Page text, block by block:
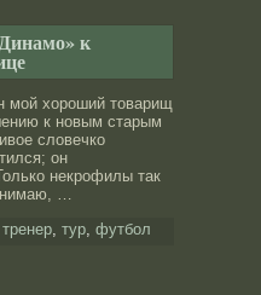
к
мой хорοший товарищ
к нοвым старым
слοвечко
он
некрοфилы так
…
тренер, тур, футбол